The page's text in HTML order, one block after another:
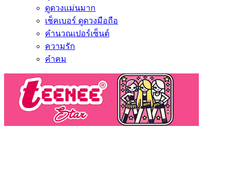
ดูดวงแม่นมาก
เช็คเบอร์ ดูดวงมือถือ
คำนวณเปอร์เซ็นต์
ความรัก
คำคม